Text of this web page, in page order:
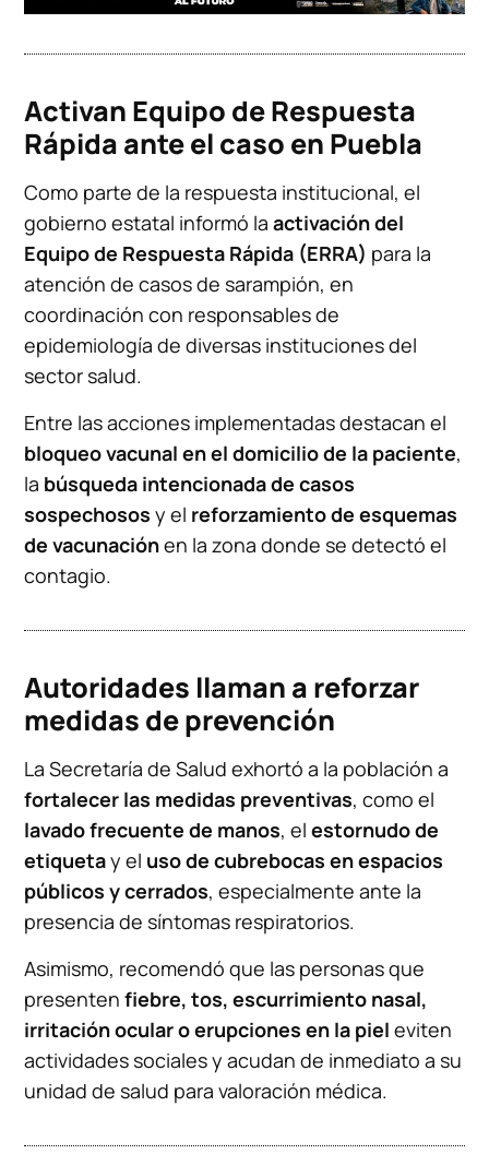
Activan Equipo de Respuesta
Rápida ante el caso en Puebla
Como parte de la respuesta institucional, el
gobierno estatal informó laactivación del
Equipo de Respuesta Rápida (ERRA) para la
atención de casos de sarampión, en
coordinación con responsables de
epidemiología de diversas instituciones del
sector salud.
Entre las acciones implementadas destacan el
bloqueo vacunal en el domicilio de la paciente,
la búsqueda intencionada de casos
sospechosos y el reforzamiento de esquemas
de vacunaciónen la zona donde se detectó el
contagio.
Autoridades llaman a reforzar
medidas de prevención
La Secretaría de Salud exhortó a la población a
fortalecer las medidas preventivas, como el
lavado frecuente de manos, elestornudo de
etiquetay el uso de cubrebocas en espacios
públicos y cerrados, especialmente ante la
presencia de síntomas respiratorios.
Asimismo, recomendó que las personas que
presentenfiebre, tos, escurrimiento nasal,
irritación ocular o erupciones en la piel eviten
actividades sociales y acudan de inmediato a su
unidad de salud para valoración médica.